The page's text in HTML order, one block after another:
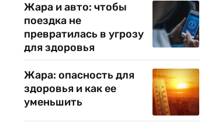
Жара и авто: чтобы
поездка не
превратилась в угрозу
для здоровья
Жара: опасность для
здоровья и как ее
уменьшить